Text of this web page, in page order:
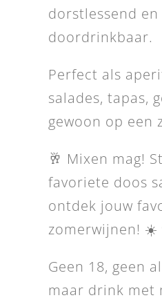
dorstlessend
doordrinkbaar.
Perfect als
salades, tapas,
gewoon op een
🥂 Mixen mag!
favoriete doos
ontdek jouw
zomerwijnen!
Geen 18, geen
maar drink met